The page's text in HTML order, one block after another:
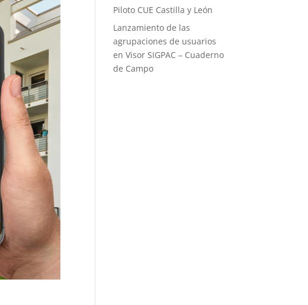
Piloto CUE Castilla y León
Lanzamiento de las
agrupaciones de usuarios
en Visor SIGPAC – Cuaderno
de Campo